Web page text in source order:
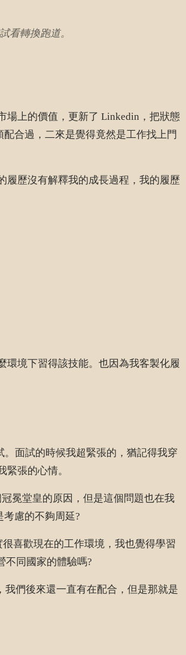
看轉換跑道。
場上的價值，更新了 Linkedin，把狀態
合過，二來是覺得竟然是工作找上門
履歷沒有解釋我的成長過程，我的履歷
環境下習得該技能。也因為我客製化履
面試的時候我超緊張的，猶記得我穿
張的心情。
冕堂皇的原因，但是這個問題也在我
慮的不夠周延?
喜歡現在的工作環境，我也覺得學習
不同國家的體驗嗎?
們後來還一直有在配合，但是那就是